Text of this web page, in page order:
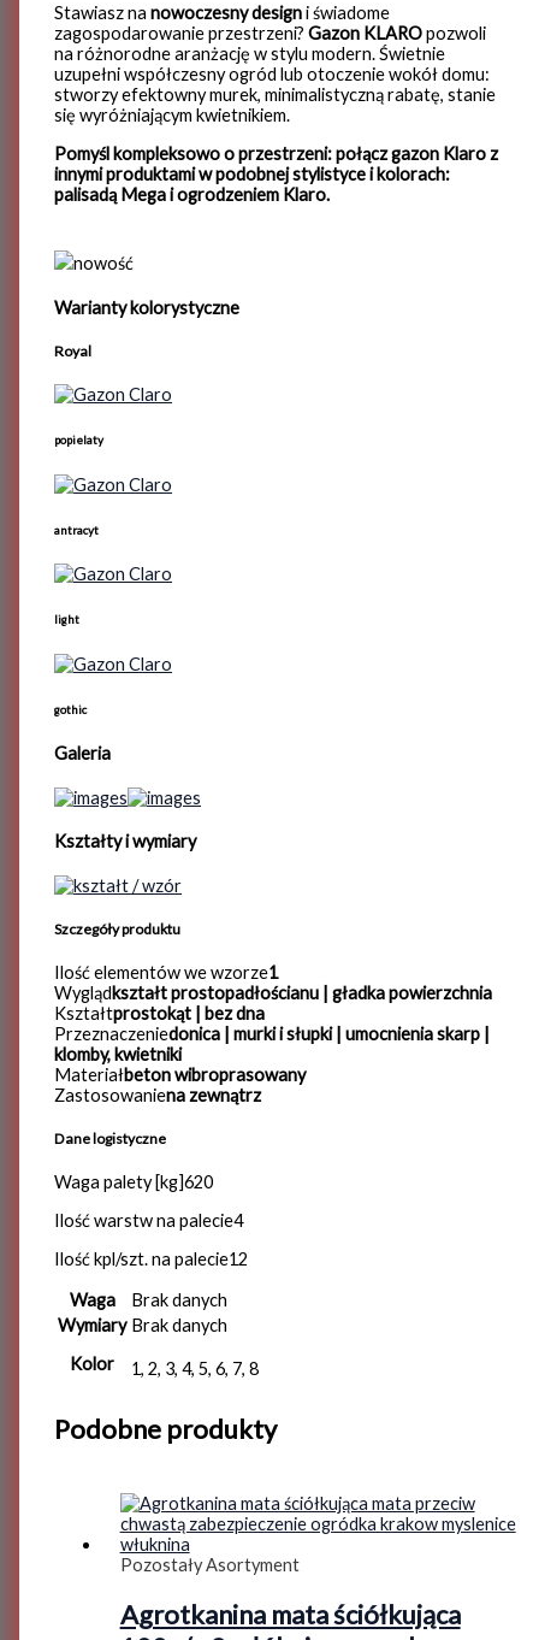
Stawiasz nanowoczesny designi świadome
zagospodarowanie przestrzeni?Gazon KLAROpozwoli
na różnorodne aranżację w stylu modern. Świetnie
uzupełni współczesny ogród lub otoczenie wokół domu:
stworzy efektowny murek, minimalistyczną rabatę, stanie
się wyróżniającym kwietnikiem.
Pomyśl kompleksowo o przestrzeni: połącz gazon Klaro z
innymi produktami w podobnej stylistyce i kolorach:
palisadą Mega i ogrodzeniem Klaro.
nowość
Warianty kolorystyczne
Royal
popielaty
antracyt
light
gothic
Galeria
Kształty i wymiary
Szczegóły produktu
Ilość elementów we wzorze1
Wyglądkształt prostopadłościanu | gładka powierzchnia
Kształtprostokąt | bez dna
Przeznaczeniedonica | murki i słupki | umocnienia skarp |
klomby, kwietniki
Materiałbeton wibroprasowany
Zastosowaniena zewnątrz
Dane logistyczne
Waga palety [kg]620
Ilość warstw na palecie4
Ilość kpl/szt. na palecie12
Waga
Brak danych
Wymiary Brak danych
Kolor
1, 2, 3, 4, 5, 6, 7, 8
Podobne produkty
Pozostały Asortyment
Agrotkanina mata ściółkująca